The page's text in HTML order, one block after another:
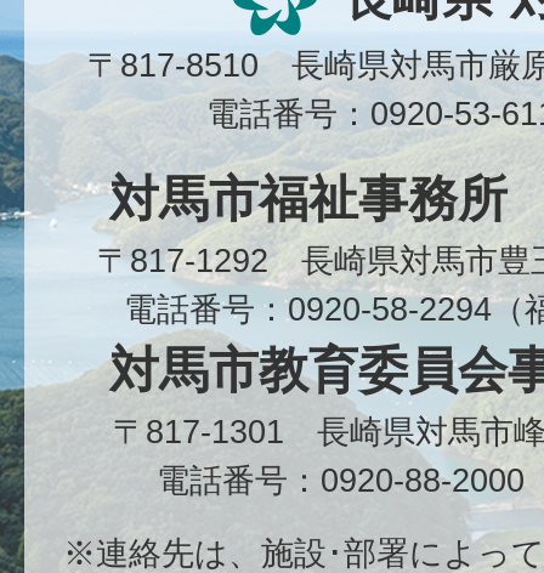
〒817-8510 長崎県対馬市
電話番号：0920-53-
対馬市福祉事務所
〒817-1292 長崎県対馬市
電話番号：0920-58-2294（
対馬市教育委員会
〒817-1301 長崎県対馬市
電話番号：0920-88-2000
※連絡先は、施設･部署によっ